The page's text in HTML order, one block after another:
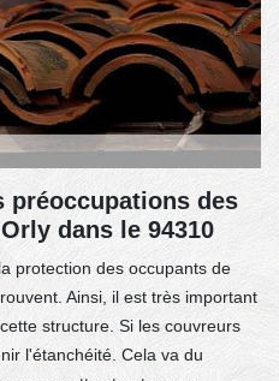
des
dans le 94310
protection des occupants de
Ainsi, il est très important
structure. Si les couvreurs
l'étanchéité. Cela va du